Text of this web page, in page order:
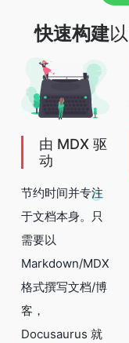
快速构建以
由 MDX 驱
动
节约时间并专注
于文档本身。只
需要以
Markdown/MDX
格式撰写文档/博
客，
Docusaurus 就